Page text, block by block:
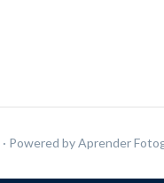
· Powered byAprender